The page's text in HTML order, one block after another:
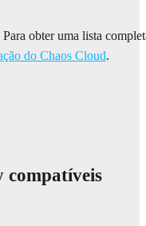
obter uma lista
do Chaos Cloud.
compatíveis